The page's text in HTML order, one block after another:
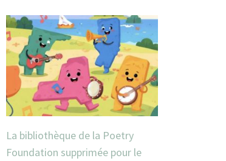
La bibliothèque de la Poetry
Foundation supprimée pour le